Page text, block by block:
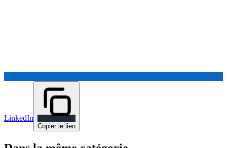
LinkedIn
Copier le lien